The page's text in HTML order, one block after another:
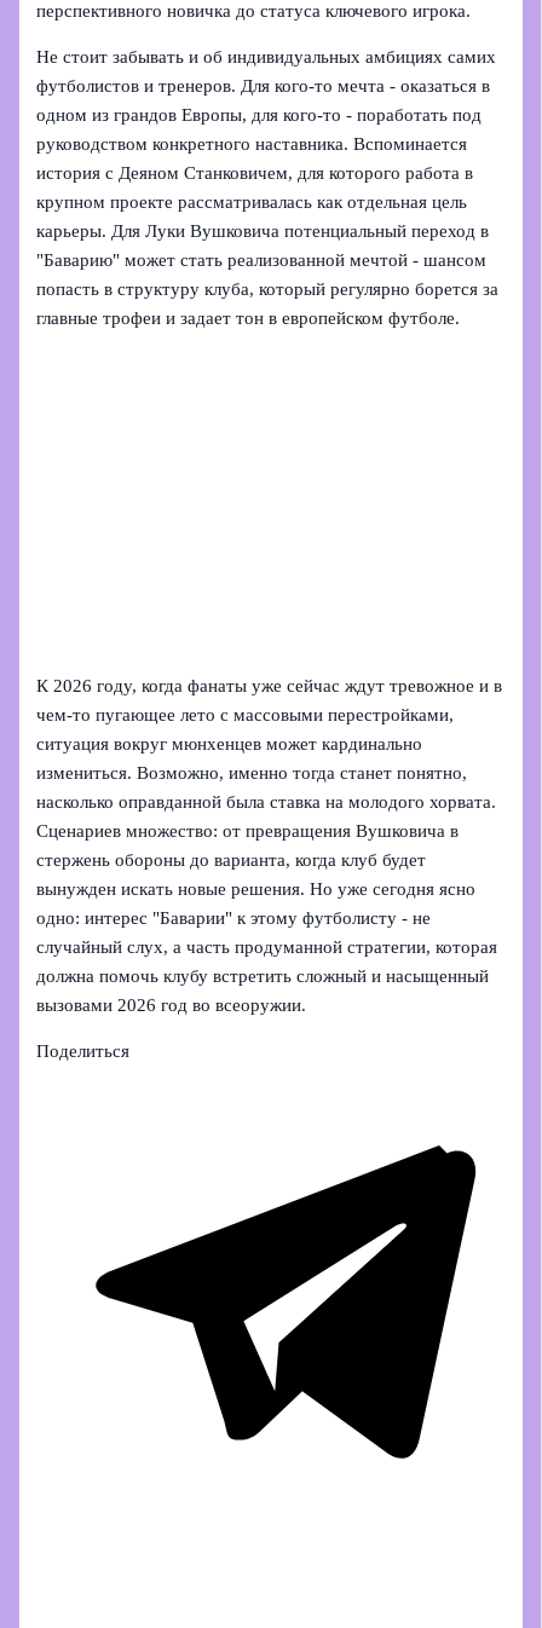
перспективного новичка до статуса ключевого игрока.
Не стоит забывать и об индивидуальных амбициях самих
футболистов и тренеров. Для кого‑то мечта - оказаться в
одном из грандов Европы, для кого‑то - поработать под
руководством конкретного наставника. Вспоминается
история с Деяном Станковичем, для которого работа в
крупном проекте рассматривалась как отдельная цель
карьеры. Для Луки Вушковича потенциальный переход в
"Баварию" может стать реализованной мечтой - шансом
попасть в структуру клуба, который регулярно борется за
главные трофеи и задает тон в европейском футболе.
К 2026 году, когда фанаты уже сейчас ждут тревожное и в
чем‑то пугающее лето с массовыми перестройками,
ситуация вокруг мюнхенцев может кардинально
измениться. Возможно, именно тогда станет понятно,
насколько оправданной была ставка на молодого хорвата.
Сценариев множество: от превращения Вушковича в
стержень обороны до варианта, когда клуб будет
вынужден искать новые решения. Но уже сегодня ясно
одно: интерес "Баварии" к этому футболисту - не
случайный слух, а часть продуманной стратегии, которая
должна помочь клубу встретить сложный и насыщенный
вызовами 2026 год во всеоружии.
Поделиться